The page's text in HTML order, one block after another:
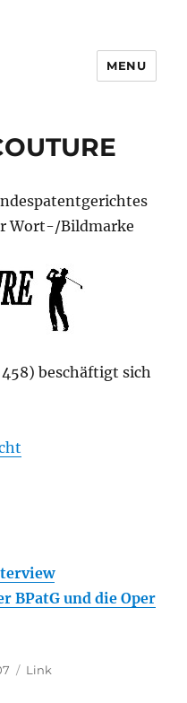
MENU
Wort-/Bildmarke
beschäftigt sich
BPatG und die Oper
Categories
Link